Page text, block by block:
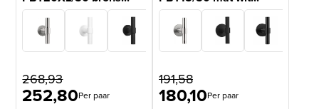
268,93
252,80Per paar
191,58
180,10Per paar